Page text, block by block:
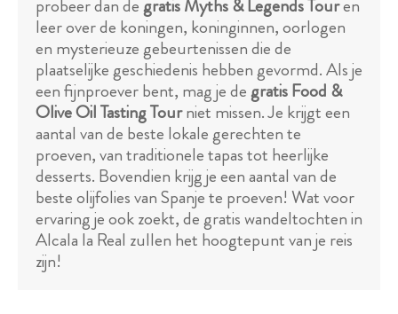
probeer dan degratis Myths & Legends Touren
leer over de koningen, koninginnen, oorlogen
en mysterieuze gebeurtenissen die de
plaatselijke geschiedenis hebben gevormd. Als je
een fijnproever bent, mag je degratis Food &
Olive Oil Tasting Tourniet missen. Je krijgt een
aantal van de beste lokale gerechten te
proeven, van traditionele tapas tot heerlijke
desserts. Bovendien krijg je een aantal van de
beste olijfolies van Spanje te proeven! Wat voor
ervaring je ook zoekt, de gratis wandeltochten in
Alcala la Real zullen het hoogtepunt van je reis
zijn!